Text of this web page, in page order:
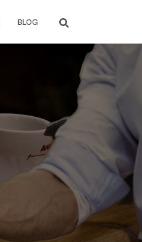
BLOG